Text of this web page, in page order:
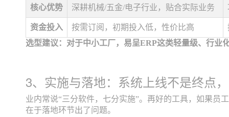
核心优势 深耕机械/五金/电子行业，贴合实际业务
资金投入 按需订阅，初期投入低，性价比高
选型建议：对于中小工厂，易呈ERP这类轻量级、行业
3、实施与落地：系统上线不是终点
业内常说“三分软件，七分实施”。再好的工具，如果员
在于落地环节出了问题。